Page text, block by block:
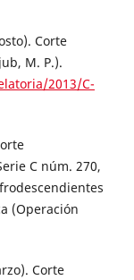
Corte
M. P.).
2013/C-
C núm. 270,
(Operación
Corte